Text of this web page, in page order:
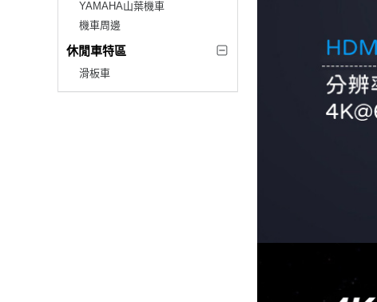
YAMAHA山葉機車
機車周邊
休閒車特區
滑板車